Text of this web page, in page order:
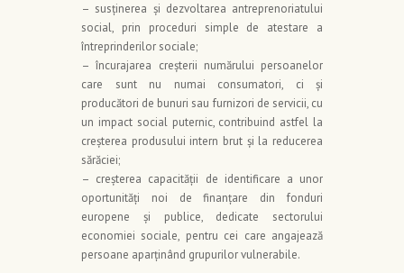
– susţinerea şi dezvoltarea antreprenoriatului
social, prin proceduri simple de atestare a
întreprinderilor sociale;
– încurajarea creşterii numărului persoanelor
care sunt nu numai consumatori, ci şi
producători de bunuri sau furnizori de servicii, cu
un impact social puternic, contribuind astfel la
creşterea produsului intern brut și la reducerea
sărăciei;
– creşterea capacităţii de identificare a unor
oportunități noi de finanţare din fonduri
europene și publice, dedicate sectorului
economiei sociale, pentru cei care angajează
persoane aparținând grupurilor vulnerabile.